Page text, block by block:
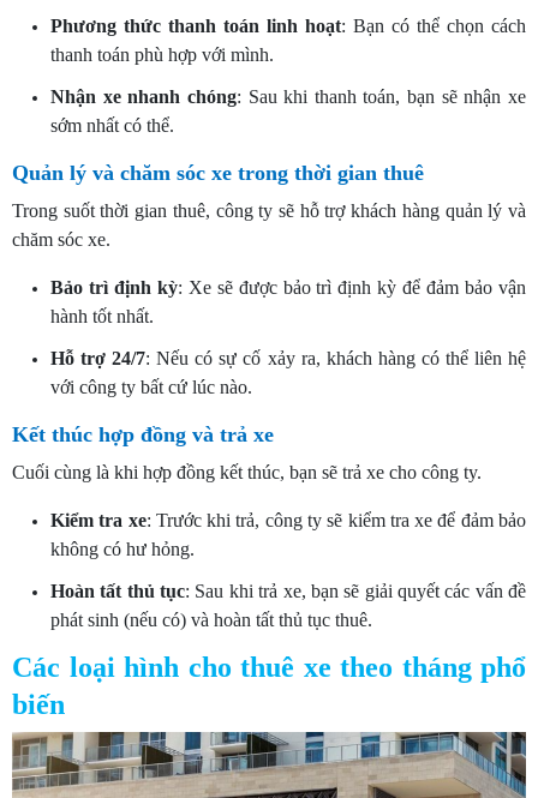
Phương thức thanh toán linh hoạt: Bạn có thể chọn cách
thanh toán phù hợp với mình.
Nhận xe nhanh chóng: Sau khi thanh toán, bạn sẽ nhận xe
sớm nhất có thể.
Quản lý và chăm sóc xe trong thời gian thuê
Trong suốt thời gian thuê, công ty sẽ hỗ trợ khách hàng quản lý và
chăm sóc xe.
Bảo trì định kỳ: Xe sẽ được bảo trì định kỳ để đảm bảo vận
hành tốt nhất.
Hỗ trợ 24/7: Nếu có sự cố xảy ra, khách hàng có thể liên hệ
với công ty bất cứ lúc nào.
Kết thúc hợp đồng và trả xe
Cuối cùng là khi hợp đồng kết thúc, bạn sẽ trả xe cho công ty.
Kiểm tra xe: Trước khi trả, công ty sẽ kiểm tra xe để đảm bảo
không có hư hỏng.
Hoàn tất thủ tục: Sau khi trả xe, bạn sẽ giải quyết các vấn đề
phát sinh (nếu có) và hoàn tất thủ tục thuê.
Các loại hình cho thuê xe theo tháng phổ
biến